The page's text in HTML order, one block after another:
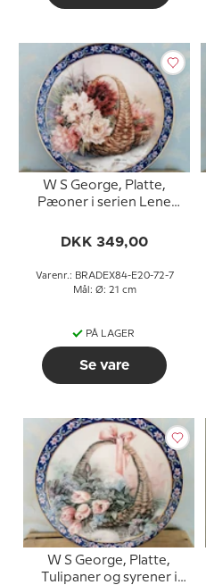
W S George, Platte,
Pæoner i serien Lene
DKK 349,00
Varenr.: BRADEX84-E20-72-7
Mål: Ø: 21 cm
PÅ LAGER
Se vare
W S George, Platte,
Tulipaner og syrener i